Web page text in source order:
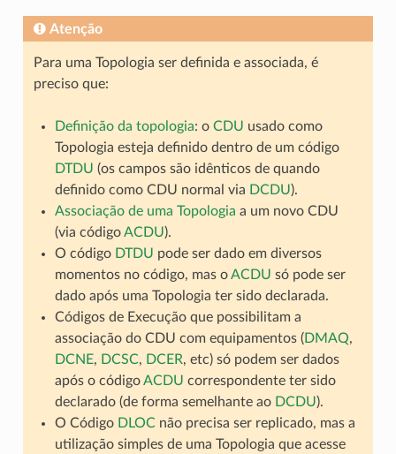
Atenção
Para uma Topologia ser definida e associada, é
preciso que:
Definição da topologia: o CDU usado como
Topologia esteja definido dentro de um código
DTDU (os campos são idênticos de quando
definido como CDU normal via DCDU).
Associação de uma Topologia a um novo CDU
(via códigoACDU).
O código DTDU pode ser dado em diversos
momentos no código, mas oACDU só pode ser
dado após uma Topologia ter sido declarada.
Códigos de Execução que possibilitam a
associação do CDU com equipamentos (DMAQ,
DCNE, DCSC, DCER, etc) só podem ser dados
após o códigoACDU correspondente ter sido
declarado (de forma semelhante ao DCDU).
O Código DLOCnão precisa ser replicado, mas a
utilização simples de uma Topologia que acesse